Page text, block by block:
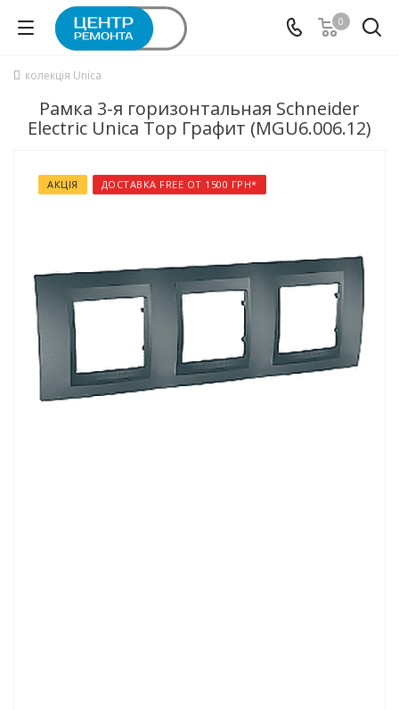
0
колекція Unica
Рамка 3-я горизонтальная Schneider
Electric Unica Top Графит (MGU6.006.12)
АКЦІЯ ДОСТАВКА FREE ОТ 1500 ГРН*